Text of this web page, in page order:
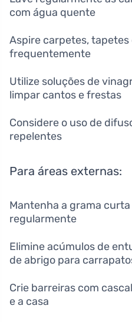
com água quente
Aspire carpetes, tapetes
frequentemente
Utilize soluções de
limpar cantos e frestas
Considere o uso de
repelentes
Para áreas externas:
Mantenha a grama
regularmente
Elimine acúmulos de
de abrigo para
Crie barreiras com
e a casa